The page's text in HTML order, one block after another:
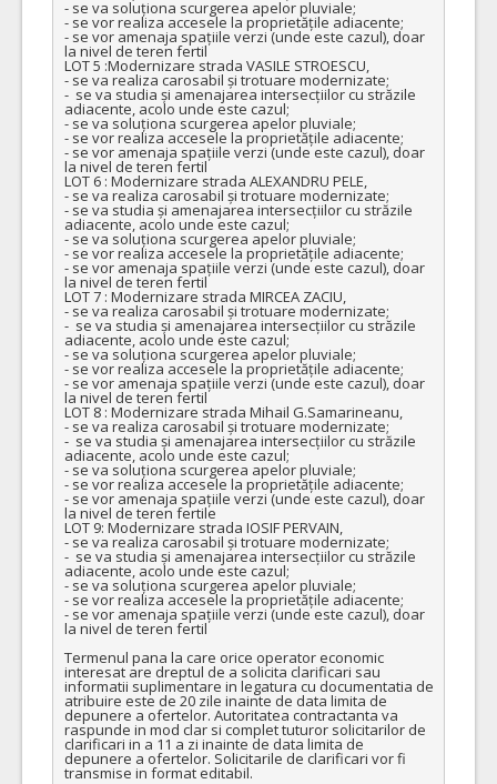
- se va soluționa scurgerea apelor pluviale;
- se vor realiza accesele la proprietățile adiacente;
- se vor amenaja spațiile verzi (unde este cazul), doar
la nivel de teren fertil
LOT 5 :Modernizare strada VASILE STROESCU,
- se va realiza carosabil și trotuare modernizate;
-  se va studia și amenajarea intersecțiilor cu străzile
adiacente, acolo unde este cazul;
- se va soluționa scurgerea apelor pluviale;
- se vor realiza accesele la proprietățile adiacente;
- se vor amenaja spațiile verzi (unde este cazul), doar
la nivel de teren fertil
LOT 6 : Modernizare strada ALEXANDRU PELE,
- se va realiza carosabil și trotuare modernizate;
- se va studia și amenajarea intersecțiilor cu străzile
adiacente, acolo unde este cazul;
- se va soluționa scurgerea apelor pluviale;
- se vor realiza accesele la proprietățile adiacente;
- se vor amenaja spațiile verzi (unde este cazul), doar
la nivel de teren fertil
LOT 7 : Modernizare strada MIRCEA ZACIU,
- se va realiza carosabil și trotuare modernizate;
-  se va studia și amenajarea intersecțiilor cu străzile
adiacente, acolo unde este cazul;
- se va soluționa scurgerea apelor pluviale;
- se vor realiza accesele la proprietățile adiacente;
- se vor amenaja spațiile verzi (unde este cazul), doar
la nivel de teren fertil
LOT 8 : Modernizare strada Mihail G.Samarineanu,
- se va realiza carosabil și trotuare modernizate;
-  se va studia și amenajarea intersecțiilor cu străzile
adiacente, acolo unde este cazul;
- se va soluționa scurgerea apelor pluviale;
- se vor realiza accesele la proprietățile adiacente;
- se vor amenaja spațiile verzi (unde este cazul), doar
la nivel de teren fertile
LOT 9: Modernizare strada IOSIF PERVAIN,
- se va realiza carosabil și trotuare modernizate;
-  se va studia și amenajarea intersecțiilor cu străzile
adiacente, acolo unde este cazul;
- se va soluționa scurgerea apelor pluviale;
- se vor realiza accesele la proprietățile adiacente;
- se vor amenaja spațiile verzi (unde este cazul), doar
la nivel de teren fertil
Termenul pana la care orice operator economic
interesat are dreptul de a solicita clarificari sau
informatii suplimentare in legatura cu documentatia de
atribuire este de 20 zile inainte de data limita de
depunere a ofertelor. Autoritatea contractanta va
raspunde in mod clar si complet tuturor solicitarilor de
clarificari in a 11 a zi inainte de data limita de
depunere a ofertelor. Solicitarile de clarificari vor fi
transmise in format editabil.